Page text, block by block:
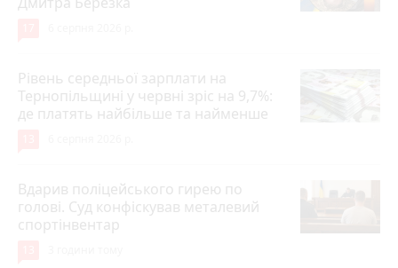
Рівень середньої зарплати на
Тернопільщині у червні зріс на 9,7%:
де платять найбільше та найменше
Вдарив поліцейського гирею по
голові. Суд конфіскував металевий
спортінвентар